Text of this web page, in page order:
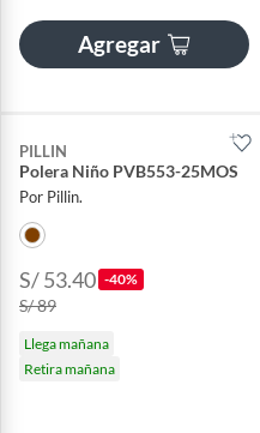
Agregar
PILLIN
Polera Niño PVB553-25MOS
Por Pillin.
S/ 53.40 -40%
S/ 89
Llega mañana
Retira mañana